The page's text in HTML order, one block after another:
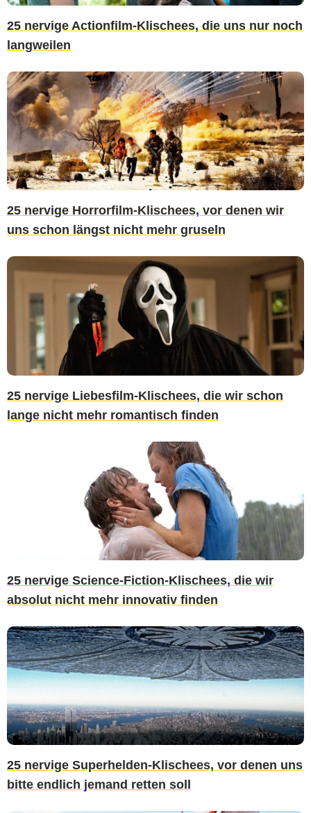
25 nervige Actionfilm-Klischees, die uns nur noch
langweilen
25 nervige Horrorfilm-Klischees, vor denen wir
uns schon längst nicht mehr gruseln
25 nervige Liebesfilm-Klischees, die wir schon
lange nicht mehr romantisch finden
25 nervige Science-Fiction-Klischees, die wir
absolut nicht mehr innovativ finden
25 nervige Superhelden-Klischees, vor denen uns
bitte endlich jemand retten soll